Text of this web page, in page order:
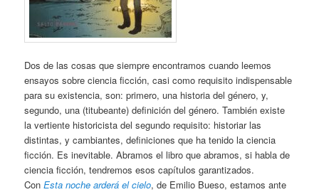
Dos de las cosas que siempre encontramos cuando leemos
ensayos sobre ciencia ficción, casi como requisito indispensable
para su existencia, son: primero, una historia del género, y,
segundo, una (titubeante) definición del género. También existe
la vertiente historicista del segundo requisito: historiar las
distintas, y cambiantes, definiciones que ha tenido la ciencia
ficción. Es inevitable. Abramos el libro que abramos, si habla de
ciencia ficción, tendremos esos capítulos garantizados.
ConEsta noche arderá el cielo, de Emilio Bueso, estamos ante